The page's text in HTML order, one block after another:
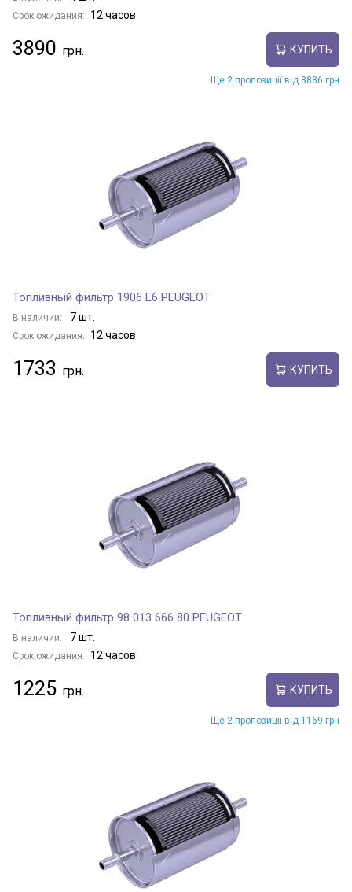
Срок ожидания: 12 часов
3890 КУПИТЬ
Ще 2 пропозиції від 3886 грн
Топливный фильтр 1906 E6 PEUGEOT
В наличии: 7 шт.
Срок ожидания: 12 часов
1733 КУПИТЬ
Топливный фильтр 98 013 666 80 PEUGEOT
В наличии: 7 шт.
Срок ожидания: 12 часов
1225 КУПИТЬ
Ще 2 пропозиції від 1169 грн